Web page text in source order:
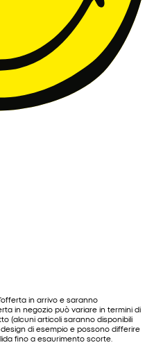
in arrivo e saranno
in negozio può variare in termini di
(alcuni articoli saranno disponibili
di esempio e possono differire
fino a esaurimento scorte.